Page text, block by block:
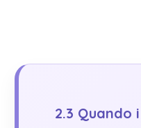
2.3 Quando